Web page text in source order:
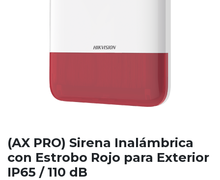
(AX PRO) Sirena Inalámbrica
con Estrobo Rojo para Exterior
IP65 / 110 dB